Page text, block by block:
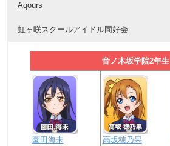
Aqours
虹ヶ咲スクールアイドル同好会
音ノ木坂学院2年生
園田海未 高坂穂乃果